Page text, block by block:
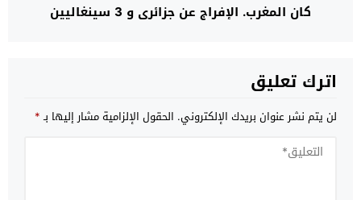
كان المغرب. الإفراج عن جزائري و 3 سينغاليين
اترك تعليق
لن يتم نشر عنوان بريدك الإلكتروني. الحقول الإلزامية مشار إليها بـ*